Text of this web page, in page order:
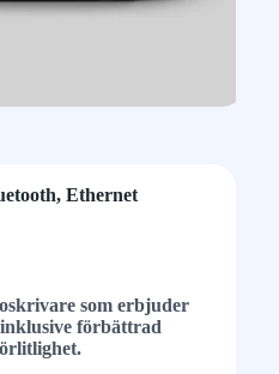
Ethernet
som erbjuder
förbättrad